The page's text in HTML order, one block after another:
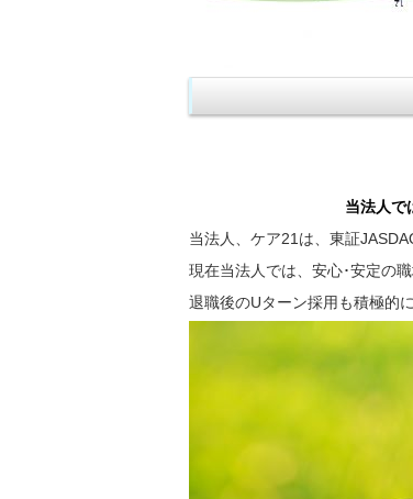
当法人で
当法人、ケア21は、東証
現在当法人では、安心･安定の
退職後のUターン採用も積極的